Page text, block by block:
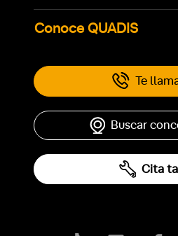
Conoce QUADIS
Te
Buscar
Cita